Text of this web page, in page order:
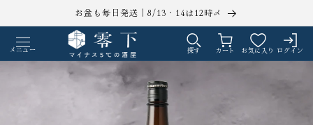
進む
お盆も毎日発送｜8/13・14は12時〆
メニュー 探す カート
カ
ー
ト
お気に入り ログイン
ロ
グ
イ